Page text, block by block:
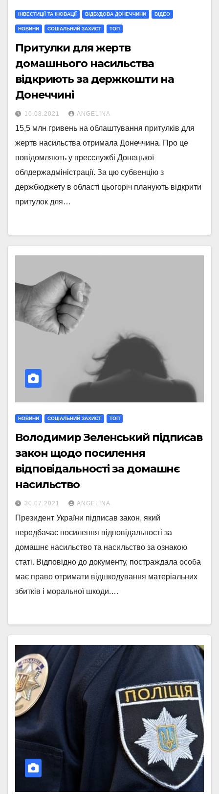
ІНВЕСТИЦІЇ ТА ІНОВАЦІЇ ВІДБУДОВА ДОНЕЧЧИНИ ВІДЕО
НОВИНИ СОЦІАЛЬНИЙ ЗАХИСТ ТОП
Притулки для жертв
домашнього насильства
відкриють за держкошти на
Донеччині
10.08.2021 ANGELINA
15,5 млн гривень на облаштування притулків для
жертв насильства отримала Донеччина. Про це
повідомляють у пресслужбі Донецької
облдержадміністрації. За цю субвенцію з
держбюджету в області цьогоріч планують відкрити
притулок для…
НОВИНИ СОЦІАЛЬНИЙ ЗАХИСТ ТОП
Володимир Зеленський підписав
закон щодо посилення
відповідальності за домашнє
насильство
30.07.2021 ANGELINA
Президент України підписав закон, який
передбачає посилення відповідальності за
домашнє насильство та насильство за ознакою
статі. Відповідно до документу, постраждала особа
має право отримати відшкодування матеріальних
збитків і моральної шкоди.…